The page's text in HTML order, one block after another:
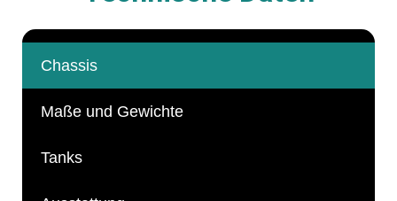
Chassis
Maße und Gewichte
Tanks